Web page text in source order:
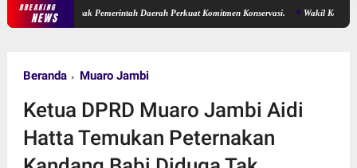
BREAKING
NEWS Candi Muaro Jambi Terabaikan, Ade Erma Suryani Desak
Beranda Muaro Jambi
Ketua DPRD Muaro Jambi Aidi
Hatta Temukan Peternakan